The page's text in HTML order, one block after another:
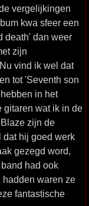
vergelijkingen
kwa sfeer een
death' dan weer
zijn
vind ik wel dat
tot 'Seventh son
in het
gitaren wat ik in de
zijn de
dat hij goed werk
gezegd word,
had ook
hadden waren ze
fantastische